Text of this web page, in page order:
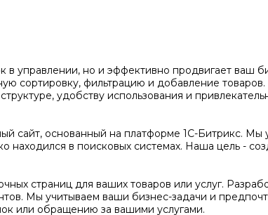
в управлении, но и эффективно продвигает ваш
сортировку, фильтрацию и добавление
удобству использования и
сайт, основанный на платформе 1С-Битрикс. Мы
в поисковых системах. Наша цель -
страниц для ваших товаров или услуг.
Мы учитываем ваши бизнес-задачи и
или обращению за вашими услугами.